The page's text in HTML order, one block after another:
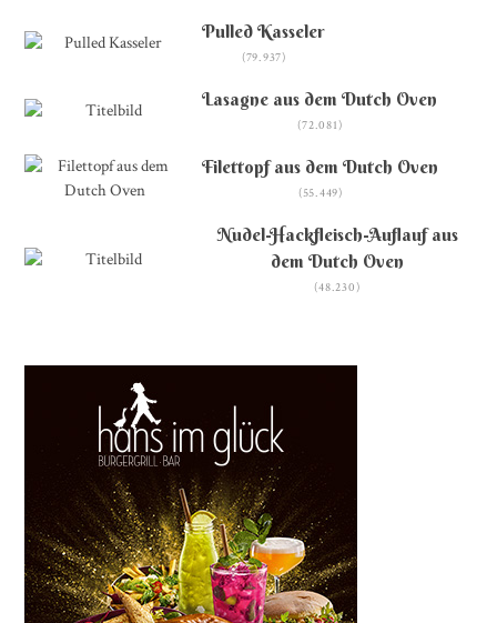
Pulled Kasseler
(79.937)
Lasagne aus dem Dutch Oven
(72.081)
Filettopf aus dem Dutch Oven
(55.449)
Nudel-Hackfleisch-Auflauf aus
dem Dutch Oven
(48.230)